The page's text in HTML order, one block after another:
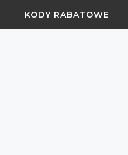
KODY RABATOWE